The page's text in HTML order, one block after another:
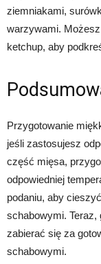
ziemniakami,
warzywami.
ketchup, aby
Przygotowanie
jeśli zastosujesz
część mięsa,
odpowiedniej
podaniu, aby
schabowymi. Teraz,
zabierać się za
schabowymi.